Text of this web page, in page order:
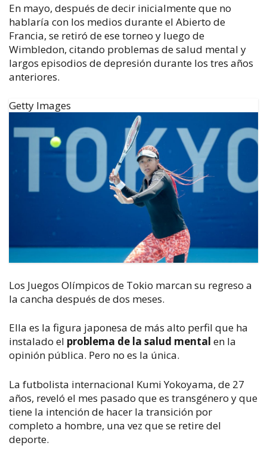
En mayo, después de decir inicialmente que no
hablaría con los medios durante el Abierto de
Francia, se retiró de ese torneo y luego de
Wimbledon, citando problemas de salud mental y
largos episodios de depresión durante los tres años
anteriores.
Getty Images
Los Juegos Olímpicos de Tokio marcan su regreso a
la cancha después de dos meses.
Ella es la figura japonesa de más alto perfil que ha
instalado el problema de la salud mental en la
opinión pública. Pero no es la única.
La futbolista internacional Kumi Yokoyama, de 27
años, reveló el mes pasado que es transgénero y que
tiene la intención de hacer la transición por
completo a hombre, una vez que se retire del
deporte.